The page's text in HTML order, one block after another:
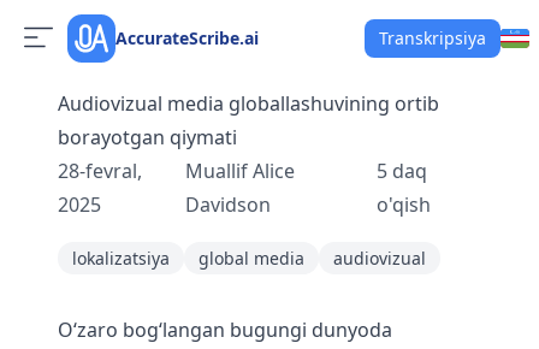
AccurateScribe.ai Transkripsiya
Audiovizual media globallashuvining ortib
borayotgan qiymati
28-fevral,
2025
Muallif Alice
Davidson
5 daq
o'qish
lokalizatsiya global media audiovizual
O‘zaro bog‘langan bugungi dunyoda